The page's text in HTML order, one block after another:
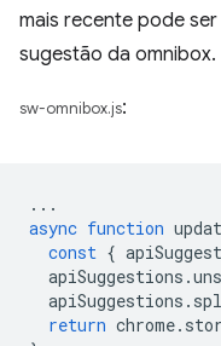
mais recente pode
sugestão da omnibox.
sw-omnibox.js:
...
async function
const {
apiSuggestions .
apiSuggestions .
return chrome.